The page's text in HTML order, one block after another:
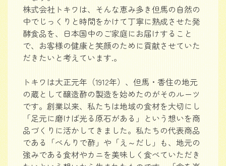
株式会社トキワは、そんな恵み多き但馬の自然の
中でじっくりと時間をかけて丁寧に熟成させた発
酵食品を、日本国中のご家庭にお届けすること
で、お客様の健康と笑顔のために貢献させていた
だきたいと考えています.。
トキワは大正元年（1912年）、但馬・香住の地元
の蔵として醸造酢の製造を始めたのがそのルーツ
です。創業以来、私たちは地域の食材を大切にし
「足元に磨けば光る原石がある」という想いを商
品づくりに活かしてきました。私たちの代表商品
である「べんりで酢」や「え～だし」も、地元の
強みである食材やカニを美味しく食べていただき